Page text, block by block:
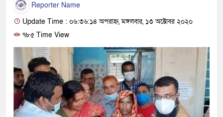
Reporter Name
Update Time : ০৬:৩৬:১৪ অপরাহ্ন, মঙ্গলবার, ১৩ অক্টোবর ২০২০
৭৮৫ Time View